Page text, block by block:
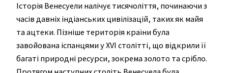
Історія Венесуели налічує тисячоліття, починаючи з
часів давніх індіанських цивілізацій, таких як майя
та ацтеки. Пізніше територія країни була
завойована іспанцями у XVI столітті, що відкрили її
багаті природні ресурси, зокрема золото та срібло.